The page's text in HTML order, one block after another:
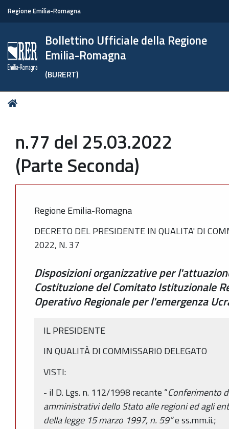
Regione Emilia-Romagna
Bollettino Ufficiale della Regione
Emilia-Romagna
(BURERT)
Tu
n.77 del 25.03.2022
(Parte Seconda)
Regione Emilia-Romagna
DECRETO DEL PRESIDENTE IN QUALITA' DI
2022, N. 37
Disposizioni organizzative per
Costituzione del Comitato Istituzionale
Operativo Regionale per l'emergenza
IL PRESIDENTE
IN QUALITÀ DI COMMISSARIO DELEGATO
VISTI:
- il D. Lgs. n. 112/1998 recante “Conferimento
amministrativi dello Stato alle regioni ed agli
della legge 15 marzo 1997, n. 59”e ss.mm.ii.;